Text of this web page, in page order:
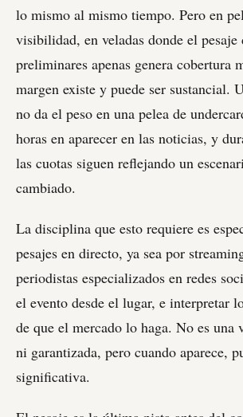
lo mismo al mismo tiempo. Pero en
visibilidad, en veladas donde el pesaje
preliminares apenas genera cobertura
margen existe y puede ser sustancial.
no da el peso en una pelea de
horas en aparecer en las noticias, y
las cuotas siguen reflejando un
cambiado.
La disciplina que esto requiere es
pesajes en directo, ya sea por
periodistas especializados en redes
el evento desde el lugar, e interpretar
de que el mercado lo haga. No es una
ni garantizada, pero cuando aparece,
significativa.